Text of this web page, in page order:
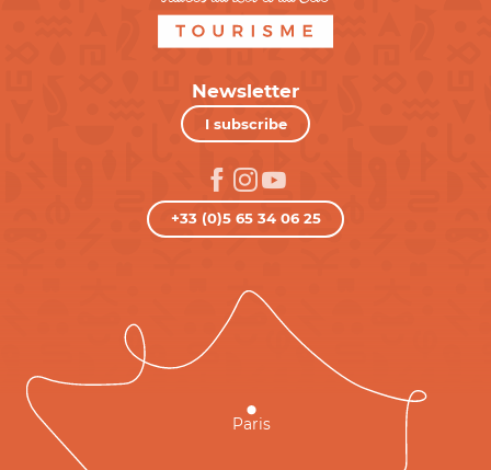
Newsletter
I subscribe
+33 (0)5 65 34 06 25
Paris